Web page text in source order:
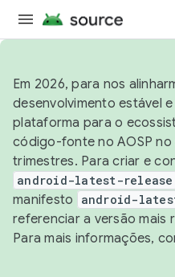
Em 2026, para nos
desenvolvimento estável
plataforma para o
código-fonte no AOSP
trimestres. Para criar e
android-latest-release
manifesto
android-
referenciar a versão mais
Para mais informações,